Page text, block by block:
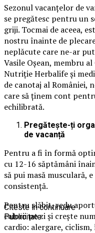
Sezonul vacanțelor de
se pregătesc pentru un
griji. Tocmai de aceea,
nostru înainte de
neplăcute care ne-ar
Vasile Oșean, membru
Nutriție Herbalife și
de canotaj al României,
care să ținem cont
echilibrată.
Pregătește-ți
de vacanță
Pentru a fi în formă
cu 12-16 săptămâni
să pui masă musculară,
consistență.
Pentru slăbit, redu
calorii pe zi și crește
cardio: alergare,
Citeste in continuare
Publicitate